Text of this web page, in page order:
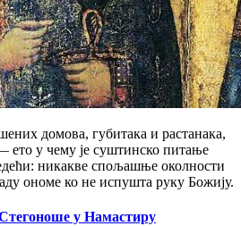
домова, губитака и растанака,
ето у чему је суштинско питање
никакве спољашње околности
ономе ко не испушта руку Божију.
у Намастиру